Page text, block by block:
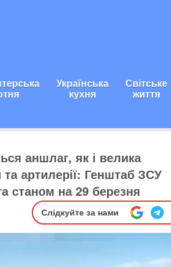
Українська
кухня
Світське
життя
аншлаг, як і велика
та артилерії: Генштаб ЗСУ
станом на 29 березня
Слідкуйте за нами